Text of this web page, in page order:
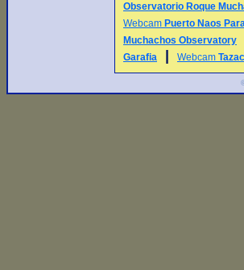
Observatorio Roque
Webcam Puerto Naos
Muchachos Observatory
Garafia
Webcam